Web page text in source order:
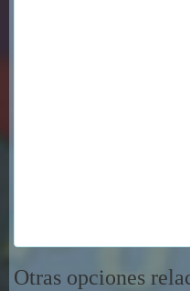
Otras opciones